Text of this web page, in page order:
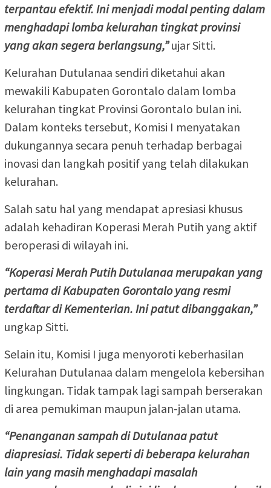
terpantau efektif. Ini menjadi modal penting dalam
menghadapi lomba kelurahan tingkat provinsi
yang akan segera berlangsung,”ujar Sitti.
Kelurahan Dutulanaa sendiri diketahui akan
mewakili Kabupaten Gorontalo dalam lomba
kelurahan tingkat Provinsi Gorontalo bulan ini.
Dalam konteks tersebut, Komisi I menyatakan
dukungannya secara penuh terhadap berbagai
inovasi dan langkah positif yang telah dilakukan
kelurahan.
Salah satu hal yang mendapat apresiasi khusus
adalah kehadiran Koperasi Merah Putih yang aktif
beroperasi di wilayah ini.
“Koperasi Merah Putih Dutulanaa merupakan yang
pertama di Kabupaten Gorontalo yang resmi
terdaftar di Kementerian. Ini patut dibanggakan,”
ungkap Sitti.
Selain itu, Komisi I juga menyoroti keberhasilan
Kelurahan Dutulanaa dalam mengelola kebersihan
lingkungan. Tidak tampak lagi sampah berserakan
di area pemukiman maupun jalan-jalan utama.
“Penanganan sampah di Dutulanaa patut
diapresiasi. Tidak seperti di beberapa kelurahan
lain yang masih menghadapi masalah